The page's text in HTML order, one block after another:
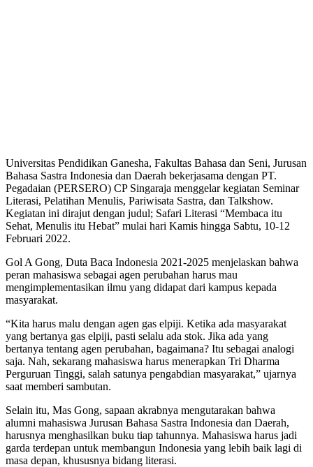
Universitas Pendidikan Ganesha, Fakultas Bahasa dan Seni, Jurusan
Bahasa Sastra Indonesia dan Daerah bekerjasama dengan PT.
Pegadaian (PERSERO) CP Singaraja menggelar kegiatan Seminar
Literasi, Pelatihan Menulis, Pariwisata Sastra, dan Talkshow.
Kegiatan ini dirajut dengan judul; Safari Literasi “Membaca itu
Sehat, Menulis itu Hebat” mulai hari Kamis hingga Sabtu, 10-12
Februari 2022.
Gol A Gong, Duta Baca Indonesia 2021-2025 menjelaskan bahwa
peran mahasiswa sebagai agen perubahan harus mau
mengimplementasikan ilmu yang didapat dari kampus kepada
masyarakat.
“Kita harus malu dengan agen gas elpiji. Ketika ada masyarakat
yang bertanya gas elpiji, pasti selalu ada stok. Jika ada yang
bertanya tentang agen perubahan, bagaimana? Itu sebagai analogi
saja. Nah, sekarang mahasiswa harus menerapkan Tri Dharma
Perguruan Tinggi, salah satunya pengabdian masyarakat,” ujarnya
saat memberi sambutan.
Selain itu, Mas Gong, sapaan akrabnya mengutarakan bahwa
alumni mahasiswa Jurusan Bahasa Sastra Indonesia dan Daerah,
harusnya menghasilkan buku tiap tahunnya. Mahasiswa harus jadi
garda terdepan untuk membangun Indonesia yang lebih baik lagi di
masa depan, khususnya bidang literasi.